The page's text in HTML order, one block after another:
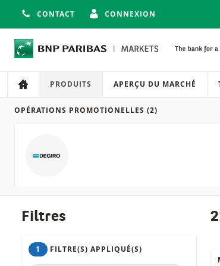
CONTACT CONNEXION
Navigation
Navigation sur le
PRODUITS APERÇU DU MARCHÉ
Produits
OPÉRATIONS PROMOTIONELLES (2)
Filtres
1 FILTRE(S) APPLIQUÉ(S)